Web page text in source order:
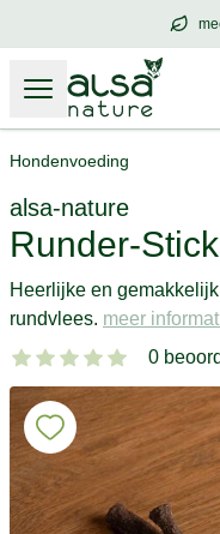
Hondenvoeding
alsa-nature
Runder-
Heerlijke en
rundvlees. meer
0